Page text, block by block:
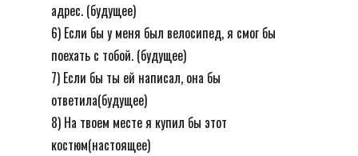
адрес. (будущее)
6) Если бы у меня был велосипед, я смог бы
поехать с тобой. (будущее)
7) Если бы ты ей написал, она бы
ответила(будущее)
8) На твоем месте я купил бы этот
костюм(настоящее)